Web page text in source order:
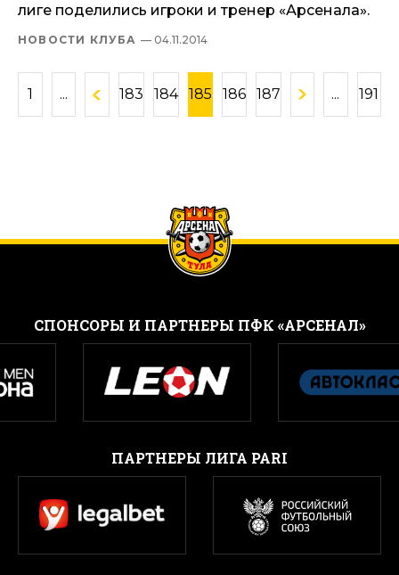
лиге поделились игроки и тренер «Арсенала».
НОВОСТИ КЛУБА — 04.11.2014
1 ... 183 184 185 186 187 ... 191
CПОНСОРЫ И ПАРТНЕРЫ ПФК «АРСЕНАЛ»
ПАРТНЕРЫ ЛИГА PARI